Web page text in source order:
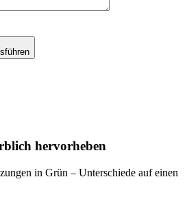
hervorheben
in Grün – Unterschiede auf einen